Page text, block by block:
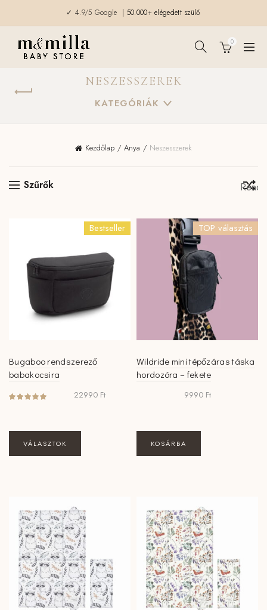
✓ 4.9/5 Google | 50.000+ elégedett szülő
0
NESZESSZEREK
KATEGÓRIÁK
Kezdőlap Anya Neszesszerek
Szűrők
Bestseller
Bugaboo rendszerező
babakocsira
22990 Ft
VÁLASZTOK
a
van.
A
változatok
a
termékoldalon
választhatók
ki
TOP választás
Wildride mini tépőzáras táska
hordozóra – fekete
9990 Ft
KOSÁRBA